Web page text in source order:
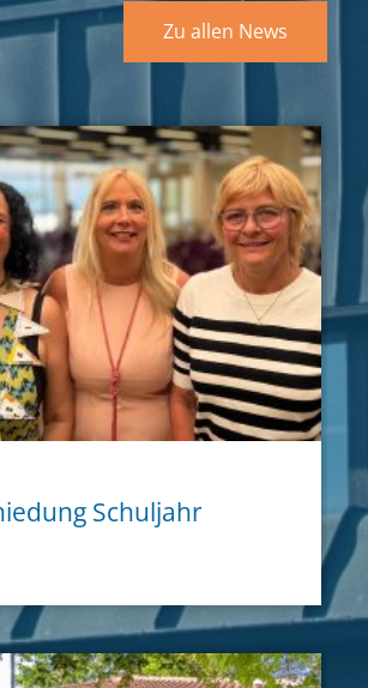
Zu allen News
Schuljahr